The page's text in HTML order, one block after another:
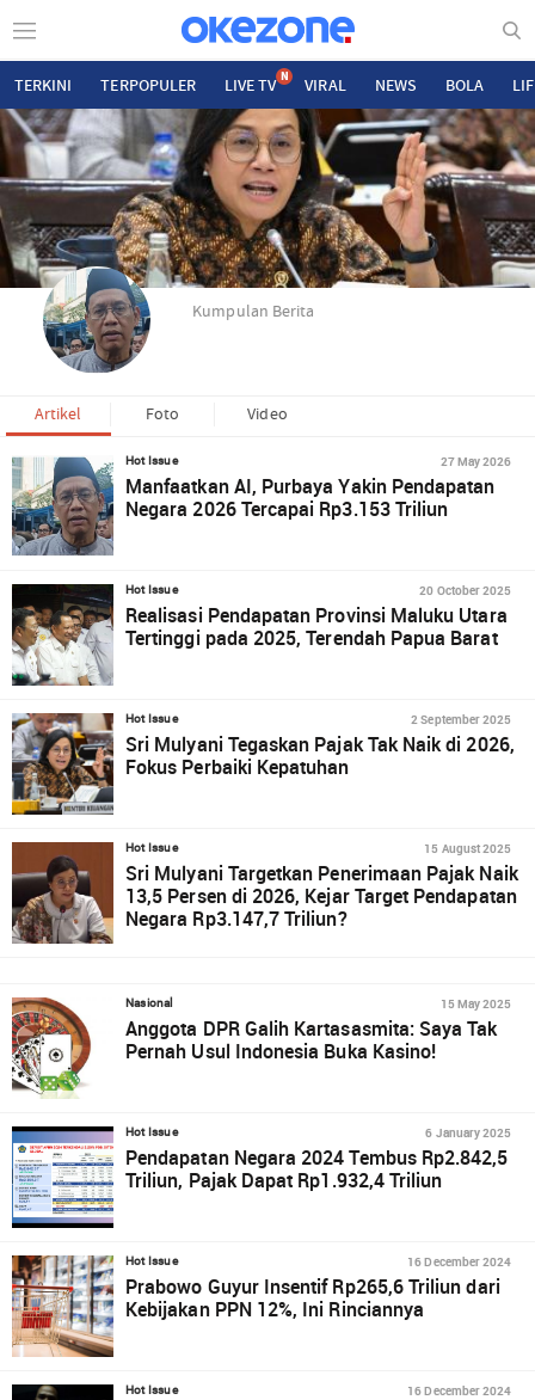
TERKINI TERPOPULER LIVE TV N VIRAL NEWS BOLA
Kumpulan Berita
Artikel Foto Video
Hot Issue 27 May 2026
Manfaatkan AI, Purbaya Yakin Pendapatan
Negara 2026 Tercapai Rp3.153 Triliun
Hot Issue 20 October 2025
Realisasi Pendapatan Provinsi Maluku Utara
Tertinggi pada 2025, Terendah Papua Barat
Hot Issue 2 September 2025
Sri Mulyani Tegaskan Pajak Tak Naik di 2026,
Fokus Perbaiki Kepatuhan
Hot Issue 15 August 2025
Sri Mulyani Targetkan Penerimaan Pajak Naik
13,5 Persen di 2026, Kejar Target Pendapatan
Negara Rp3.147,7 Triliun?
Nasional 15 May 2025
Anggota DPR Galih Kartasasmita: Saya Tak
Pernah Usul Indonesia Buka Kasino!
Hot Issue 6 January 2025
Pendapatan Negara 2024 Tembus Rp2.842,5
Triliun, Pajak Dapat Rp1.932,4 Triliun
Hot Issue 16 December 2024
Prabowo Guyur Insentif Rp265,6 Triliun dari
Kebijakan PPN 12%, Ini Rinciannya
Hot Issue 16 December 2024